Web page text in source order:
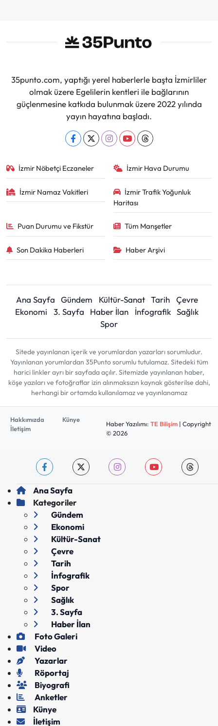
35punto.com, yaptığı yerel haberlerle başta İzmirliler
olmak üzere Egelilerin kentleri ile bağlarının
güçlenmesine katkıda bulunmak üzere 2022 yılında
yayın hayatına başladı.
İzmir Nöbetçi Eczaneler İzmir Hava Durumu
İzmir Namaz Vakitleri
İzmir Trafik Yoğunluk
Haritası
Puan Durumu ve Fikstür Tüm Manşetler
Son Dakika Haberleri Haber Arşivi
Ana Sayfa Gündem Kültür-Sanat Tarih
Çevre
Ekonomi
3. Sayfa Haber İlan İnfografik Sağlık
Spor
Sitede yayınlanan içerik ve yorumlardan yazarları sorumludur.
Yayınlanan yorumlardan 35Punto sorumlu tutulamaz. Sitedeki tüm
harici linkler ayrı bir sayfada açılır. Sitemizde yayınlanan haber,
köşe yazıları ve fotoğraflar izin alınmaksızın kaynak gösterilse dahi,
herhangi bir ortamda kullanılamaz ve yayınlanamaz
Hakkımızda
Künye
İletişim
Haber Yazılımı: TE Bilişim| Copyright
© 2026
Ana Sayfa
Kategoriler
Gündem
Ekonomi
Kültür-Sanat
Çevre
Tarih
İnfografik
Spor
Sağlık
3. Sayfa
Haber İlan
Foto Galeri
Video
Yazarlar
Röportaj
Biyografi
Anketler
Künye
İletişim